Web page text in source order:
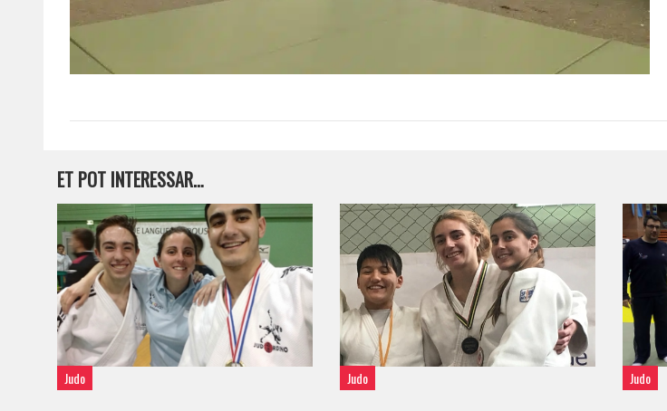
ET POT INTERESSAR…
Judo Judo Judo